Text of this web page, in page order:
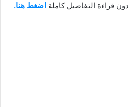
قراءة التفاصيل كاملة اضغط هنا.